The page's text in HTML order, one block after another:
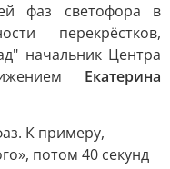
фаз светофора в
перекрёстков,
начальник Центра
Екатерина
К примеру,
потом 40 секунд